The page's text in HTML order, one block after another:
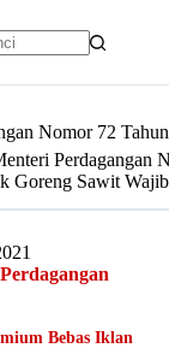
Nomor 72
Perdagangan
Goreng Sawit
Bebas Iklan